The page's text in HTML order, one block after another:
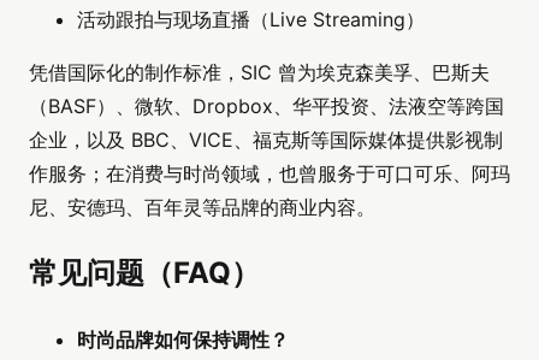
活动跟拍与现场直播（Live Streaming）
凭借国际化的制作标准，SIC 曾为埃克森美孚、巴斯夫
（BASF）、微软、Dropbox、华平投资、法液空等跨国
企业，以及 BBC、VICE、福克斯等国际媒体提供影视制
作服务；在消费与时尚领域，也曾服务于可口可乐、阿玛
尼、安德玛、百年灵等品牌的商业内容。
常见问题（FAQ）
时尚品牌如何保持调性？